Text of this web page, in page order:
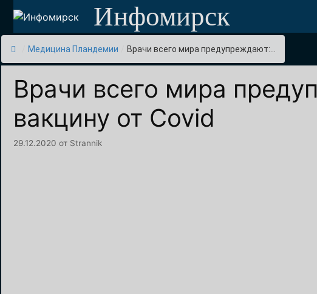
Перейти
содержимому
Инфомирск
Медицина Пландемии Врачи всего мира предупреждают:...
Врачи всего мира
вакцину от Covid
29.12.2020 от Strannik